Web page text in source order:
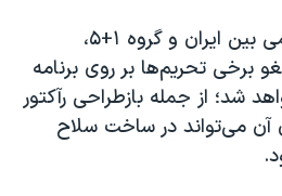
«سی‌پک»
بر اساس توافق جامع اتمی بین ایران و گروه ۱+۵،
برخی تحریم‌ها بر روی برنامه
شد؛ از جمله بازطراحی رآکتور
آن می‌تواند در ساخت سلاح